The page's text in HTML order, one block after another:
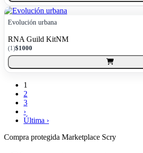
Evolución urbana
RNA Guild KitNM
(1)$1000
1
2
3
›
Última ›
Compra protegida Marketplace Scry